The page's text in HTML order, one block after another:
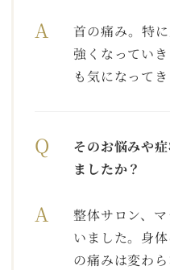
A
首の痛み。特
強くなってい
も気になってき
Q
そのお悩みや
ましたか？
A
整体サロン、
いました。身
の痛みは変わら